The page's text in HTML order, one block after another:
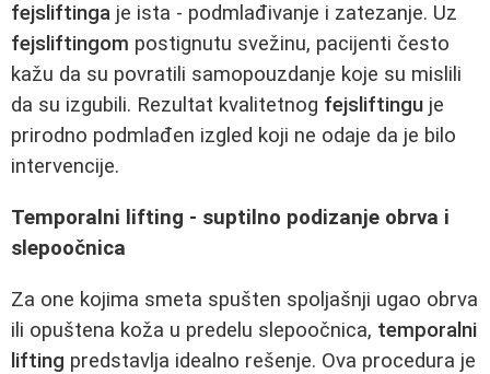
fejsliftinga je ista - podmlađivanje i zatezanje. Uz
fejsliftingom postignutu svežinu, pacijenti često
kažu da su povratili samopouzdanje koje su mislili
da su izgubili. Rezultat kvalitetnog fejsliftingu je
prirodno podmlađen izgled koji ne odaje da je bilo
intervencije.
Temporalni lifting - suptilno podizanje obrva i
slepoočnica
Za one kojima smeta spušten spoljašnji ugao obrva
ili opuštena koža u predelu slepoočnica, temporalni
lifting predstavlja idealno rešenje. Ova procedura je